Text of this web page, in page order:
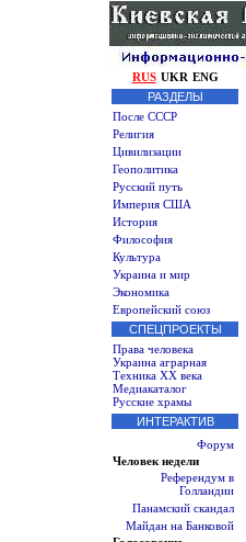
RUS UKR ENG
РАЗДЕЛЫ
После СССР
Религия
Цивилизации
Геополитика
Русский путь
Империя США
История
Философия
Культура
Украина и мир
Экономика
Европейский союз
СПЕЦПРОЕКТЫ
Права человека
Украина аграрная
Техника XX века
Медиакаталог
Русские храмы
ИНТЕРАКТИВ
Форум
Человек недели
Референдум в
Голландии
Панамский скандал
Майдан на Банковой